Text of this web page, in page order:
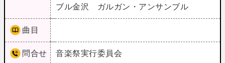
ブル金沢 ガルガン・アンサンブル
曲目
問合せ
音楽祭実行委員会